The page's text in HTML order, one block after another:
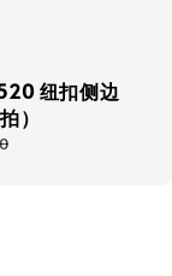
纽扣侧边
）